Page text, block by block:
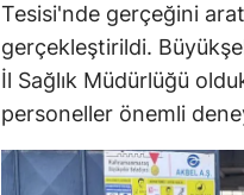
Tesisi'nde gerçeğini
gerçekleştirildi.
İl Sağlık Müdürlüğü
personeller önemli